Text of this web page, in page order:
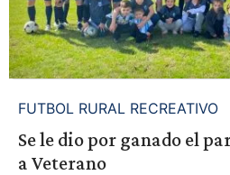
FUTBOL RURAL RECREATIVO
Se le dio por ganado el
a Veterano